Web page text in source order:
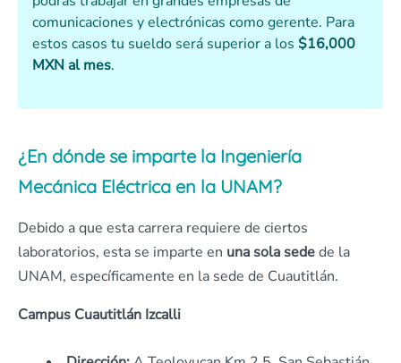
comunicaciones y electrónicas como gerente. Para
estos casos tu sueldo será superior a los $16,000
MXN al mes.
¿En dónde se imparte la Ingeniería
Mecánica Eléctrica en la UNAM?
Debido a que esta carrera requiere de ciertos
laboratorios, esta se imparte en una sola sedede la
UNAM, específicamente en la sede de Cuautitlán.
Campus Cuautitlán Izcalli